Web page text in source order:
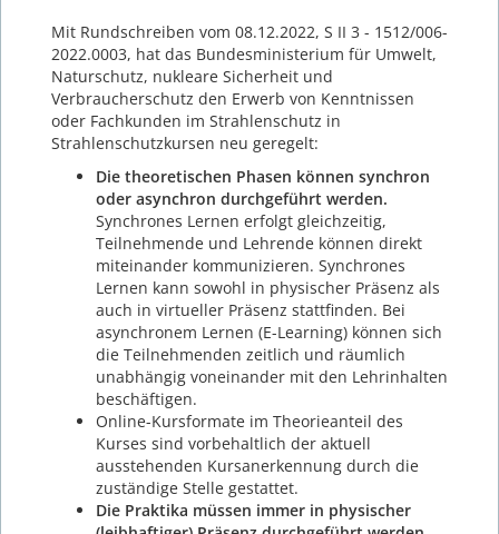
Mit Rundschreiben vom 08.12.2022, S II 3 - 1512/006-
2022.0003, hat das Bundesministerium für Umwelt,
Naturschutz, nukleare Sicherheit und
Verbraucherschutz den Erwerb von Kenntnissen
oder Fachkunden im Strahlenschutz in
Strahlenschutzkursen neu geregelt:
Die theoretischen Phasen können synchron
oder asynchron durchgeführt werden.
Synchrones Lernen erfolgt gleichzeitig,
Teilnehmende und Lehrende können direkt
miteinander kommunizieren. Synchrones
Lernen kann sowohl in physischer Präsenz als
auch in virtueller Präsenz stattfinden. Bei
asynchronem Lernen (E-Learning) können sich
die Teilnehmenden zeitlich und räumlich
unabhängig voneinander mit den Lehrinhalten
beschäftigen.
Online-Kursformate im Theorieanteil des
Kurses sind vorbehaltlich der aktuell
ausstehenden Kursanerkennung durch die
zuständige Stelle gestattet.
Die Praktika müssen immer in physischer